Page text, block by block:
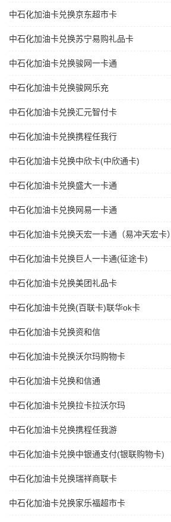
中石化加油卡兑换京东超市卡
中石化加油卡兑换苏宁易购礼品卡
中石化加油卡兑换骏网一卡通
中石化加油卡兑换骏网乐充
中石化加油卡兑换汇元智付卡
中石化加油卡兑换携程任我行
中石化加油卡兑换中欣卡(中欣通卡)
中石化加油卡兑换盛大一卡通
中石化加油卡兑换网易一卡通
中石化加油卡兑换天宏一卡通（易冲天宏卡）
中石化加油卡兑换巨人一卡通(征途卡)
中石化加油卡兑换美团礼品卡
中石化加油卡兑换(百联卡)联华ok卡
中石化加油卡兑换资和信
中石化加油卡兑换沃尔玛购物卡
中石化加油卡兑换和信通
中石化加油卡兑换拉卡拉沃尔玛
中石化加油卡兑换携程任我游
中石化加油卡兑换中银通支付(银联购物卡)
中石化加油卡兑换瑞祥商联卡
中石化加油卡兑换家乐福超市卡